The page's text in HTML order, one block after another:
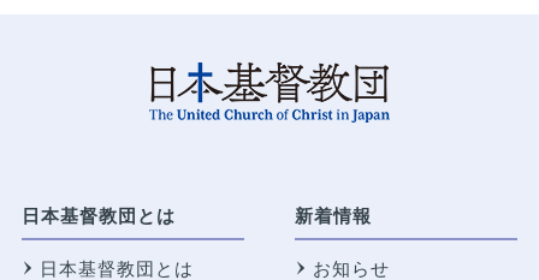
日本基督教団とは
日本基督教団とは
新着情報
お知らせ